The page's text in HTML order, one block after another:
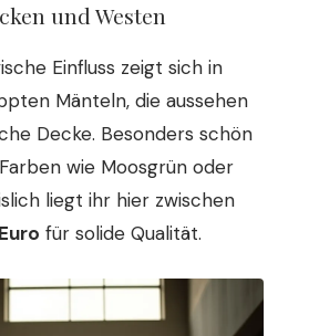
und Westen
Einfluss zeigt sich in
Mänteln, die aussehen
Decke. Besonders schön
wie Moosgrün oder
liegt ihr hier zwischen
für solide Qualität.